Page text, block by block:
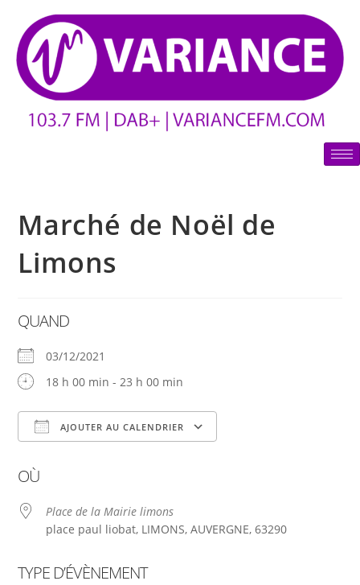
Marché de Noël de
Limons
QUAND
03/12/2021
18 h 00 min - 23 h 00 min
AJOUTER AU CALENDRIER
OÙ
Place de la Mairie limons
place paul liobat, LIMONS, AUVERGNE, 63290
TYPE D’ÉVÈNEMENT